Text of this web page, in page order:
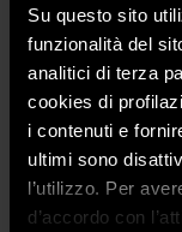
Su questo sito
funzionalità del
analitici di terza
cookies di
i contenuti e
ultimi sono
l’utilizzo. Per
d’accordo con
Di conseguenza,
non potranno più
dell’applicazione
HEXYL